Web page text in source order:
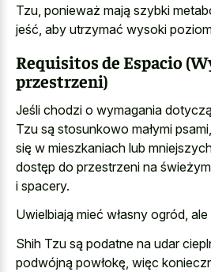
Tzu, ponieważ mają szybki
jeść, aby utrzymać wysoki
Requisitos de Espacio
przestrzeni)
Jeśli chodzi o wymagania
Tzu są stosunkowo małymi
się w mieszkaniach lub
dostęp do przestrzeni na
i spacery.
Uwielbiają mieć własny ogród,
Shih Tzu są podatne na udar
podwójną powłokę, więc